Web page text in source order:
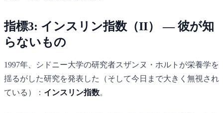
指標3: インスリン指数（II） — 彼が知
らないもの
1997年、シドニー大学の研究者スザンヌ・ホルトが栄養学を
揺るがした研究を発表した（そして今日まで大きく無視され
ている）： インスリン指数。